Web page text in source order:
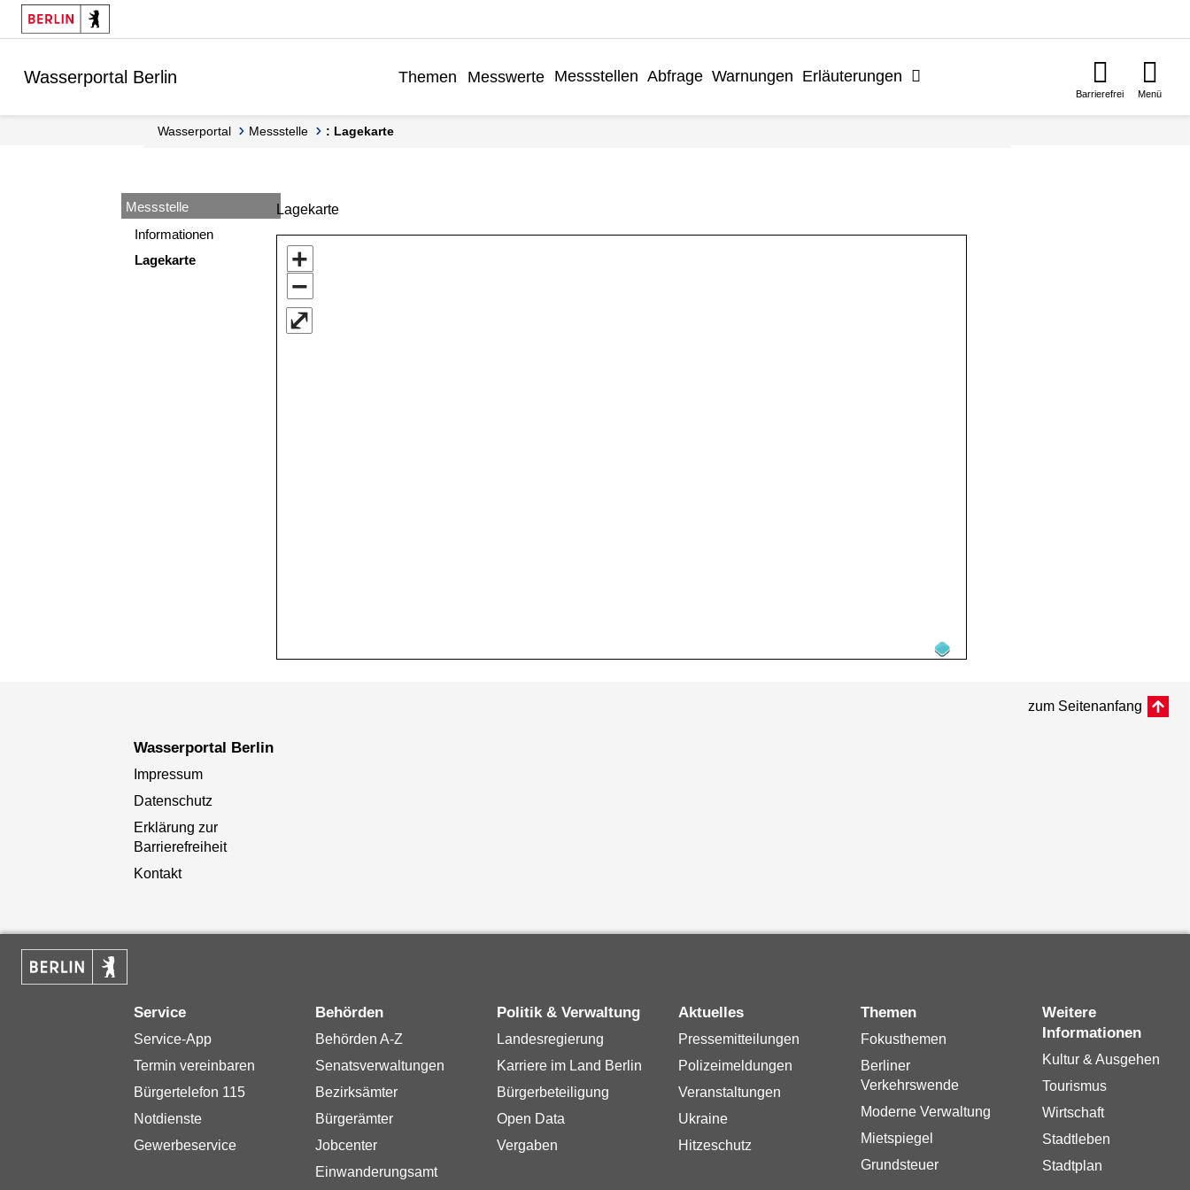
Springe zur Navigation
Springe zum Inhalt
Wasserportal Berlin Themen Messwerte Messstellen Abfrage Warnungen Erläuterungen
Barrierefrei Menü
Wasserportal Messstelle : Lagekarte
Messstelle
Informationen
Lagekarte
Lagekarte
+
−
⤢
zum Seitenanfang
Wasserportal Berlin
Impressum
Datenschutz
Erklärung zur
Barrierefreiheit
Kontakt
Service
Service-App
Termin vereinbaren
Bürgertelefon 115
Notdienste
Gewerbeservice
Behörden
Behörden A-Z
Senatsverwaltungen
Bezirksämter
Bürgerämter
Jobcenter
Einwanderungsamt
Politik & Verwaltung
Landesregierung
Karriere im Land Berlin
Bürgerbeteiligung
Open Data
Vergaben
Aktuelles
Pressemitteilungen
Polizeimeldungen
Veranstaltungen
Ukraine
Hitzeschutz
Themen
Fokusthemen
Berliner
Verkehrswende
Moderne Verwaltung
Mietspiegel
Grundsteuer
Weitere
Informationen
Kultur & Ausgehen
Tourismus
Wirtschaft
Stadtleben
Stadtplan